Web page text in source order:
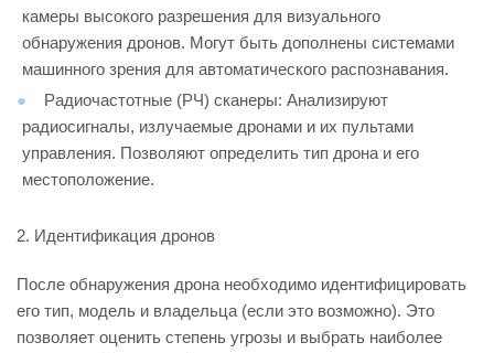
камеры высокого разрешения для визуального
обнаружения дронов. Могут быть дополнены системами
машинного зрения для автоматического распознавания.
Радиочастотные (РЧ) сканеры: Анализируют
радиосигналы, излучаемые дронами и их пультами
управления. Позволяют определить тип дрона и его
местоположение.
2. Идентификация дронов
После обнаружения дрона необходимо идентифицировать
его тип, модель и владельца (если это возможно). Это
позволяет оценить степень угрозы и выбрать наиболее